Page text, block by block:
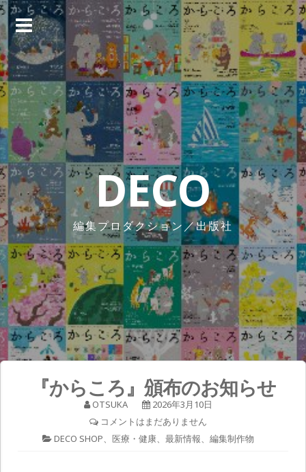
コ
ン
テ
ン
ツ
へ
ス
キ
ッ
プ
DECO
編集プロダクション／出版社
『からころ』頒布のお知らせ
OTSUKA
2026年3月10日
コメントはまだありません
DECO SHOP、 医療・健康、 最新情報、 編集制作物